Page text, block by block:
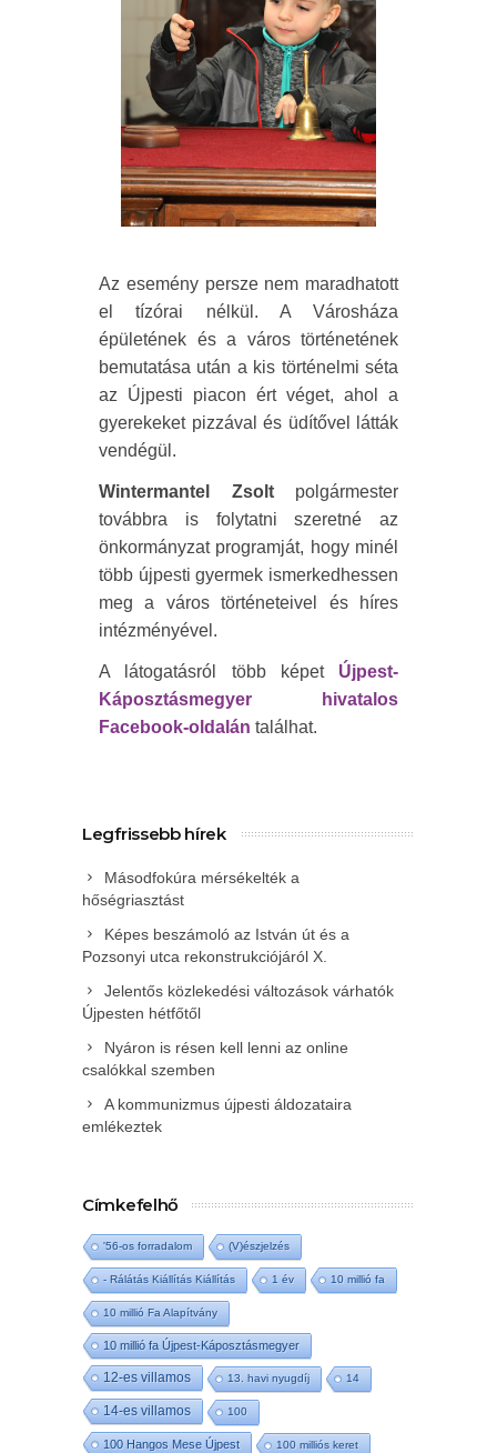
Az esemény persze nem maradhatott
el tízórai nélkül. A Városháza
épületének és a város történetének
bemutatása után a kis történelmi séta
az Újpesti piacon ért véget, ahol a
gyerekeket pizzával és üdítővel látták
vendégül.
Wintermantel Zsoltpolgármester
továbbra is folytatni szeretné az
önkormányzat programját, hogy minél
több újpesti gyermek ismerkedhessen
meg a város történeteivel és híres
intézményével.
A látogatásról több képet Újpest-
Káposztásmegyer hivatalos
Facebook-oldalán találhat.
Legfrissebb hírek
Másodfokúra mérsékelték a
hőségriasztást
Képes beszámoló az István út és a
Pozsonyi utca rekonstrukciójáról X.
Jelentős közlekedési változások várhatók
Újpesten hétfőtől
Nyáron is résen kell lenni az online
csalókkal szemben
A kommunizmus újpesti áldozataira
emlékeztek
Címkefelhő
'56-os forradalom (V)észjelzés
- Rálátás Kiállítás Kiállítás 1 év 10 millió fa
10 millió Fa Alapítvány
10 millió fa Újpest-Káposztásmegyer
12-es villamos 13. havi nyugdíj 14
14-es villamos 100
100 Hangos Mese Újpest 100 milliós keret